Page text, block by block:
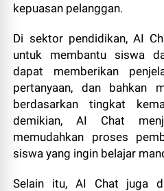
kepuasan pelanggan.
Di sektor pendidikan, AI
untuk membantu siswa
dapat memberikan
pertanyaan, dan bahkan
berdasarkan tingkat
demikian, AI Chat
memudahkan proses
siswa yang ingin belajar
Selain itu, AI Chat juga